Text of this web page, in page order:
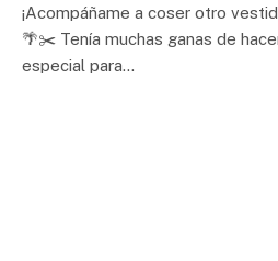
¡Acompáñame a coser otro
🌴✂️ Tenía muchas ganas de
especial para…